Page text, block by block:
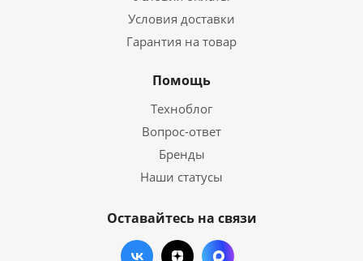
Условия доставки
Гарантия на товар
Помощь
Техноблог
Вопрос-ответ
Бренды
Наши статусы
Оставайтесь на связи